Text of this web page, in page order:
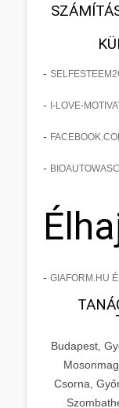
-
- I-LOVE-
-
-
- GIAFORM.HU
Budapest,
Csorna,